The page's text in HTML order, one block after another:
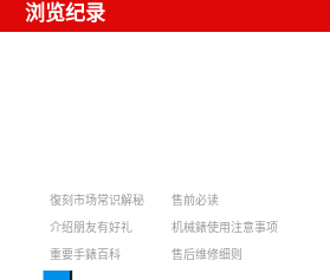
浏览纪录
復刻市场常识解秘
介绍朋友有好礼
重要手錶百科
售前必读
机械錶使用注意事项
售后维修细则